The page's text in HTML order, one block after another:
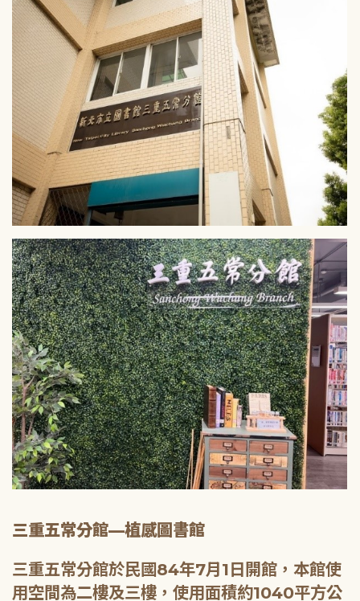
三重五常分館—植感圖書館
三重五常分館於民國84年7月1日開館，本館使
用空間為二樓及三樓，使用面積約1040平方公